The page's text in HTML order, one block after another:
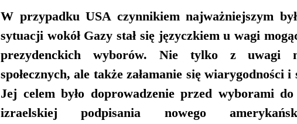
W przypadku USA czynnikiem najważniejszym
sytuacji wokół Gazy stał się języczkiem u wagi
prezydenckich wyborów. Nie tylko z uwagi
społecznych, ale także załamanie się wiarygodności
Jej celem było doprowadzenie przed wyborami
izraelskiej podpisania nowego